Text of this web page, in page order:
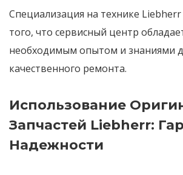
Специализация на технике Liebherr
того, что сервисный центр
необходимым опытом и знаниями
качественного ремонта.
Использование
Запчастей Liebherr:
Надежности